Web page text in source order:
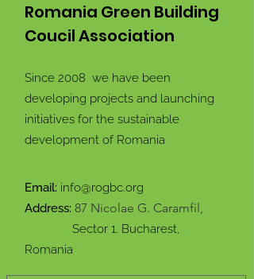
Romania Green Building
Coucil Association
Since 2008 we have been
developing projects and launching
initiatives for the sustainable
development of Romania
Email: info@rogbc.org
Address: 87 Nicolae G. Caramfil,
Sector 1. Bucharest,
Romania